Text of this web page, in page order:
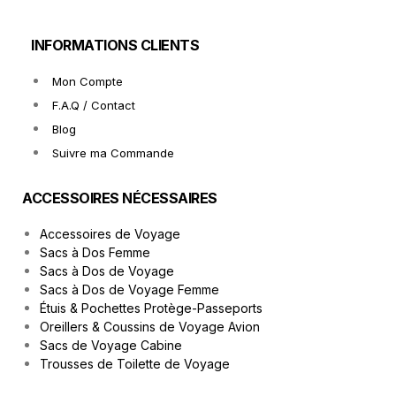
INFORMATIONS CLIENTS
Mon Compte
F.A.Q / Contact
Blog
Suivre ma Commande
ACCESSOIRES NÉCESSAIRES
Accessoires de Voyage
Sacs à Dos Femme
Sacs à Dos de Voyage
Sacs à Dos de Voyage Femme
Étuis & Pochettes Protège-Passeports
Oreillers & Coussins de Voyage Avion
Sacs de Voyage Cabine
Trousses de Toilette de Voyage